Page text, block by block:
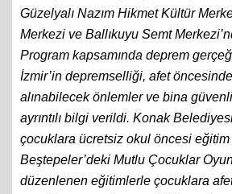
Güzelyalı Nazım Hikmet Kültür
Merkezi ve Ballıkuyu Semt
Program kapsamında deprem
İzmir’in depremselliği, afet
alınabilecek önlemler ve bina
ayrıntılı bilgi verildi. Konak
çocuklara ücretsiz okul öncesi
Beştepeler’deki Mutlu Çocuklar
düzenlenen eğitimlerle çocuklara